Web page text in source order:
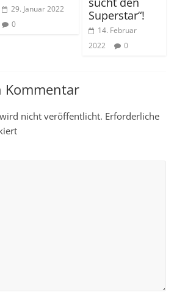
29. Januar 2022
0
Superstar“!
14. Februar
2022
0
Kommentar
nicht veröffentlicht. Erforderliche